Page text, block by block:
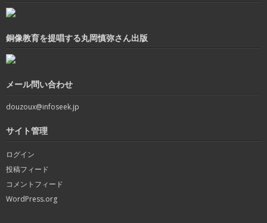
銅像教育を提唱する丸岡慎弥さん出版
メール問い合わせ
douzoux@infoseek.jp
サイト管理
ログイン
投稿フィード
コメントフィード
WordPress.org